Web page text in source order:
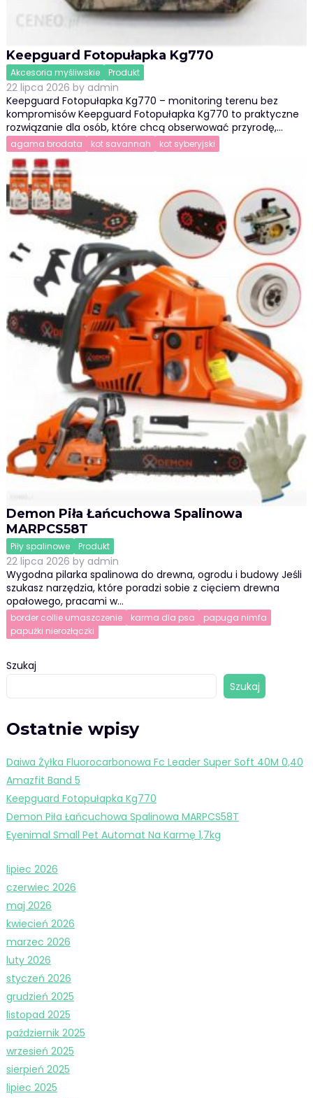
Keepguard Fotopułapka Kg770
Akcesoria myśliwskie Produkt
22 lipca 2026 by admin
Keepguard Fotopułapka Kg770 – monitoring terenu bez
kompromisów Keepguard Fotopułapka Kg770 to praktyczne
rozwiązanie dla osób, które chcą obserwować przyrodę,…
agama brodata kot savannah kot syberyjski
Demon Piła Łańcuchowa Spalinowa
MARPCS58T
Piły spalinowe Produkt
22 lipca 2026 by admin
Wygodna pilarka spalinowa do drewna, ogrodu i budowy Jeśli
szukasz narzędzia, które poradzi sobie z cięciem drewna
opałowego, pracami w…
border collie umaszczenie karma dla psa
papuga nimfa
papużki nierozłączki
Szukaj
Szukaj
Ostatnie wpisy
Daiwa Żyłka Fluorocarbonowa Fc Leader Super Soft 40M 0,40
Amazfit Band 5
Keepguard Fotopułapka Kg770
Demon Piła Łańcuchowa Spalinowa MARPCS58T
Eyenimal Small Pet Automat Na Karmę 1,7kg
lipiec 2026
czerwiec 2026
maj 2026
kwiecień 2026
marzec 2026
luty 2026
styczeń 2026
grudzień 2025
listopad 2025
październik 2025
wrzesień 2025
sierpień 2025
lipiec 2025